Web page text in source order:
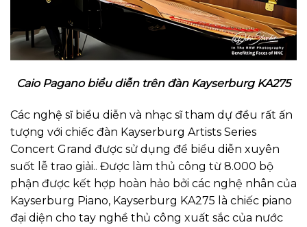
Caio Pagano biểu diễn trên đàn Kayserburg KA275
Các nghệ sĩ biểu diễn và nhạc sĩ tham dự đều rất ấn
tượng với chiếc đàn Kayserburg Artists Series
Concert Grand được sử dụng để biểu diễn xuyên
suốt lễ trao giải.. Được làm thủ công từ 8.000 bộ
phận được kết hợp hoàn hảo bởi các nghệ nhân của
Kayserburg Piano, Kayserburg KA275 là chiếc piano
đại diện cho tay nghề thủ công xuất sắc của nước